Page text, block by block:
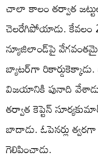
చాలా కాలం తర్వాత
చెలరేగిపోయాడు. కేవలం
న్యూజిలాండ్‌పై
బ్యాటర్‌గా
విజయానికి పునాది
తర్వాత కెప్టెన్
బాదాడు. ఓపెనర్లు
గెలిపించాడు.